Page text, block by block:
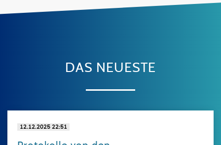
DAS NEUESTE
12.12.2025 22:51